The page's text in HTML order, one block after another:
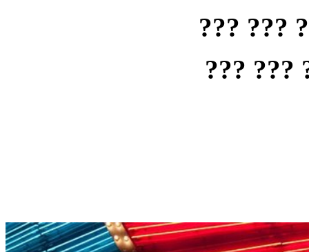
??? ???
??? ???